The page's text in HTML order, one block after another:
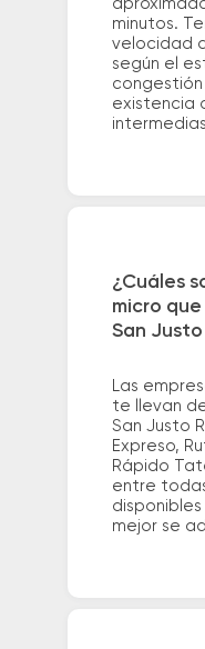
minutos.
velocidad
según el
congestión
existencia
¿Cuáles
micro
San
Las
te llevan
San Justo
Expreso,
Rápido
entre
mejor se